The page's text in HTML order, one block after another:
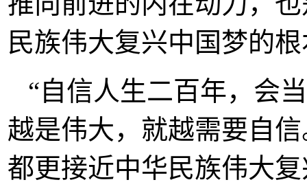
民族伟大复兴中国梦的
“自信人生二百年，会
越是伟大，就越需要自
都更接近中华民族伟大